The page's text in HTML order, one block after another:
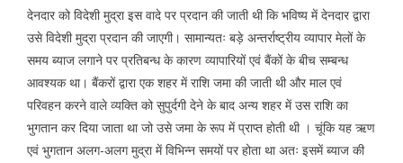
देनदार को विदेशी मुद्रा इस वादे पर प्रदान की जाती थी कि भविष्य में देनदार द्वारा
उसे विदेशी मुद्रा प्रदान की जाएगी। सामान्यतः बड़े अन्तर्राष्ट्रीय व्यापार मेलों के
समय ब्याज लगाने पर प्रतिबन्ध के कारण व्यापारियों एवं बैंकों के बीच सम्बन्ध
आवश्यक था। बैंकरों द्वारा एक शहर में राशि जमा की जाती थी और माल एवं
परिवहन करने वाले व्यक्ति को सुपुर्दगी देने के बाद अन्य शहर में उस राशि का
भुगतान कर दिया जाता था जो उसे जमा के रूप में प्राप्त होती थी । चूंकि यह ऋण
एवं भुगतान अलग-अलग मुद्रा में विभिन्न समयों पर होता था अतः इसमें ब्याज की